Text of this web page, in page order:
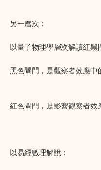
另一層次：
以量子物理學層次解讀紅黑
黑色閘門，是觀察者效應中
紅色閘門，是影響觀察者效
以易經數理解說：